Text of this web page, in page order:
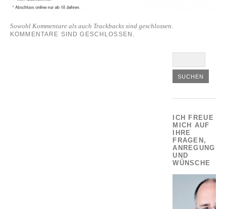
Sowohl Kommentare als auch Trackbacks sind geschlossen.
KOMMENTARE SIND GESCHLOSSEN.
ICH FREUE
MICH AUF
IHRE
FRAGEN,
ANREGUNGEN
UND
WÜNSCHE